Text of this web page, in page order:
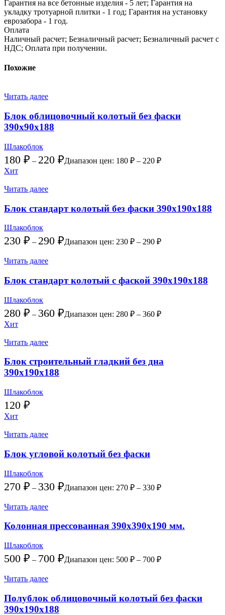
Гарантия на все бетонные изделия - 5 лет; Гарантия на
укладку тротуарной плитки - 1 год; Гарантия на установку
еврозабора - 1 год.
Оплата
Наличный расчет; Безналичный расчет; Безналичный расчет с
НДС; Оплата при получении.
Похожие
Читать далее
Блок облицовочный колотый без фаски
390х90х188
Шлакоблок
180 ₽ – 220 ₽Диапазон цен: 180 ₽ – 220 ₽
Хит
Читать далее
Блок стандарт колотый без фаски 390х190х188
Шлакоблок
230 ₽ – 290 ₽Диапазон цен: 230 ₽ – 290 ₽
Читать далее
Блок стандарт колотый с фаской 390х190х188
Шлакоблок
280 ₽ – 360 ₽Диапазон цен: 280 ₽ – 360 ₽
Хит
Читать далее
Блок строительный гладкий без дна
390х190х188
Шлакоблок
120 ₽
Хит
Читать далее
Блок угловой колотый без фаски
Шлакоблок
270 ₽ – 330 ₽Диапазон цен: 270 ₽ – 330 ₽
Читать далее
Колонная прессованная 390х390х190 мм.
Шлакоблок
500 ₽ – 700 ₽Диапазон цен: 500 ₽ – 700 ₽
Читать далее
Полублок облицовочный колотый без фаски
390х190х188